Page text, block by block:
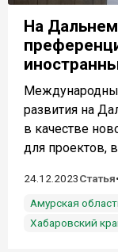
На
развития на
в качестве
для проектов,
24.12.2023Статья
Амурская
Хабаровский